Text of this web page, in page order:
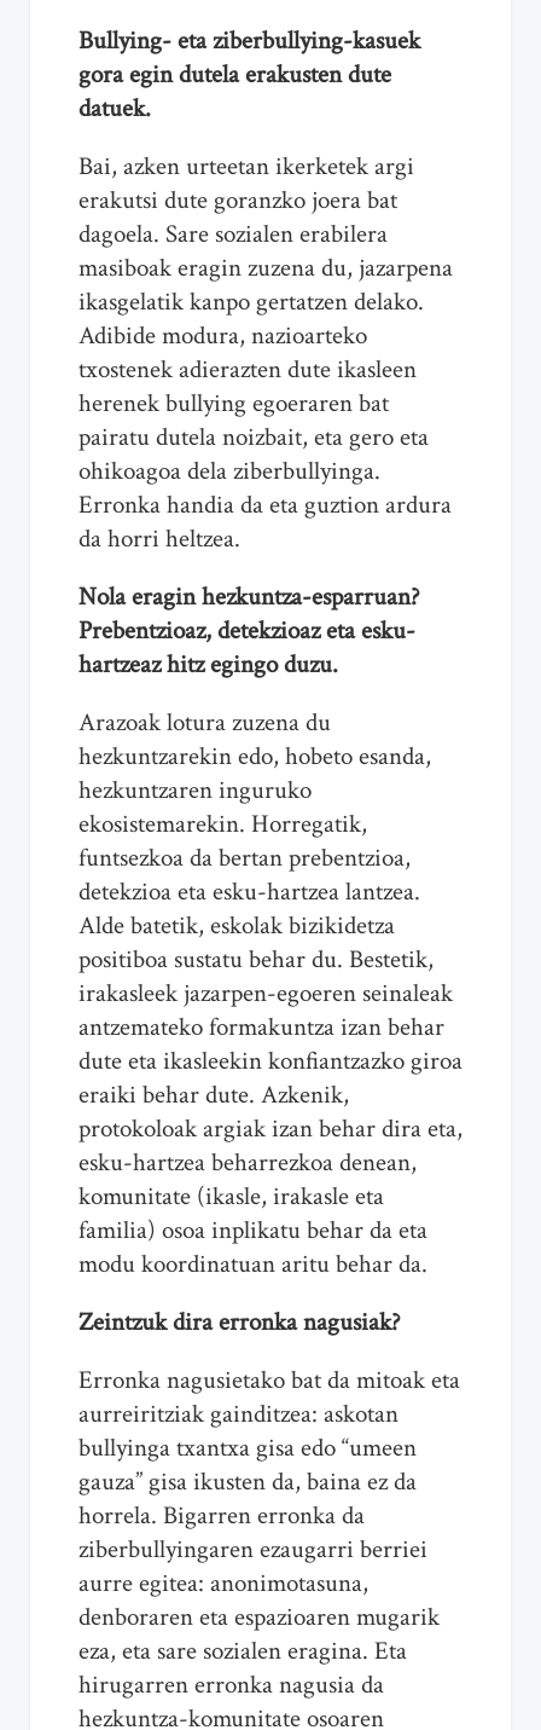
Bullying- eta ziberbullying-kasuek
gora egin dutela erakusten dute
datuek.
Bai, azken urteetan ikerketek argi
erakutsi dute goranzko joera bat
dagoela. Sare sozialen erabilera
masiboak eragin zuzena du, jazarpena
ikasgelatik kanpo gertatzen delako.
Adibide modura, nazioarteko
txostenek adierazten dute ikasleen
herenek bullying egoeraren bat
pairatu dutela noizbait, eta gero eta
ohikoagoa dela ziberbullyinga.
Erronka handia da eta guztion ardura
da horri heltzea.
Nola eraginhezkuntza-esparruan?
Prebentzioaz, detekzioaz eta esku-
hartzeaz hitz egingo duzu.
Arazoak lotura zuzena du
hezkuntzarekin edo, hobeto esanda,
hezkuntzaren inguruko
ekosistemarekin. Horregatik,
funtsezkoa da bertan prebentzioa,
detekzioa eta esku-hartzea lantzea.
Alde batetik, eskolak bizikidetza
positiboa sustatu behar du. Bestetik,
irakasleek jazarpen-egoeren seinaleak
antzemateko formakuntza izan behar
dute eta ikasleekin konfiantzazko giroa
eraiki behar dute. Azkenik,
protokoloak argiak izan behar dira eta,
esku-hartzea beharrezkoa denean,
komunitate (ikasle, irakasle eta
familia) osoa inplikatu behar da eta
modu koordinatuan aritu behar da.
Zeintzuk dira erronka nagusiak?
Erronka nagusietako bat da mitoak eta
aurreiritziak gainditzea: askotan
bullyinga txantxa gisa edo “umeen
gauza” gisa ikusten da, baina ez da
horrela. Bigarren erronka da
ziberbullyingaren ezaugarri berriei
aurre egitea: anonimotasuna,
denboraren eta espazioaren mugarik
eza, eta sare sozialen eragina. Eta
hirugarren erronka nagusia da
hezkuntza-komunitate osoaren